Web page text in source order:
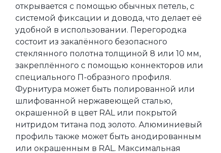
открывается с помощью обычных петель, с
системой фиксации и довода, что делает её
удобной в использовании. Перегородка
состоит из закалённого безопасного
стеклянного полотна толщиной 8 или 10 мм,
закреплённого с помощью коннекторов или
специального П-образного профиля.
Фурнитура может быть полированной или
шлифованной нержавеющей сталью,
окрашенной в цвет RAL или покрытой
нитридом титана под золото. Алюминиевый
профиль также может быть анодированным
или окрашенным в RAL. Максимальная